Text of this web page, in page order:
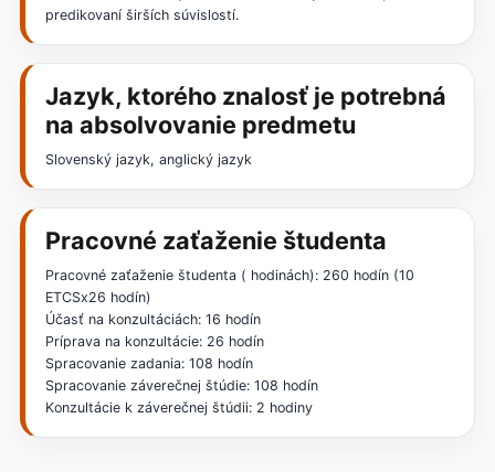
predikovaní širších súvislostí.
Jazyk, ktorého znalosť je potrebná
na absolvovanie predmetu
Slovenský jazyk, anglický jazyk
Pracovné zaťaženie študenta
Pracovné zaťaženie študenta ( hodinách): 260 hodín (10
ETCSx26 hodín)
Účasť na konzultáciách: 16 hodín
Príprava na konzultácie: 26 hodín
Spracovanie zadania: 108 hodín
Spracovanie záverečnej štúdie: 108 hodín
Konzultácie k záverečnej štúdii: 2 hodiny